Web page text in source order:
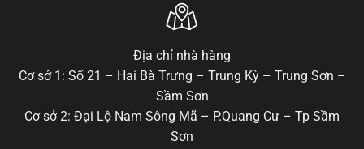
Địa chỉ nhà hàng
Cơ sở 1: Số 21 – Hai Bà Trưng – Trung Kỳ – Trung Sơn –
Sầm Sơn
Cơ sở 2: Đại Lộ Nam Sông Mã – P.Quang Cư – Tp Sầm
Sơn